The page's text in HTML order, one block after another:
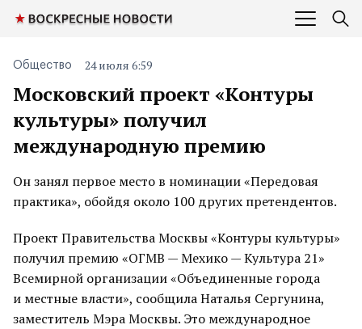
Московский проект «Контуры
культуры» получил
международную премию
Общество 24 июля 6:59
Он занял первое место в номинации «Передовая
практика», обойдя около 100 других претендентов.
Проект Правительства Москвы «Контуры культуры»
получил премию «ОГМВ — Мехико — Культура 21»
Всемирной организации «Объединенные города
и местные власти», сообщила Наталья Сергунина,
заместитель Мэра Москвы. Это международное